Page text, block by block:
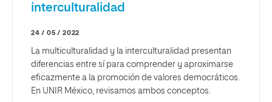
interculturalidad
24 / 05 / 2022
La multiculturalidad y la interculturalidad presentan
diferencias entre sí para comprender y aproximarse
eficazmente a la promoción de valores democráticos.
En UNIR México, revisamos ambos conceptos.